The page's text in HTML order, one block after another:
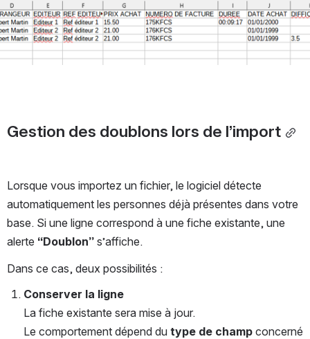
Gestion des doublons lors de l’import
Lorsque vous importez un fichier, le logiciel détecte
automatiquement les personnes déjà présentes dans votre
base. Si une ligne correspond à une fiche existante, une
alerte “Doublon” s’affiche.
Dans ce cas, deux possibilités :
Conserver la ligne
La fiche existante sera mise à jour.
Le comportement dépend du type de champ concerné